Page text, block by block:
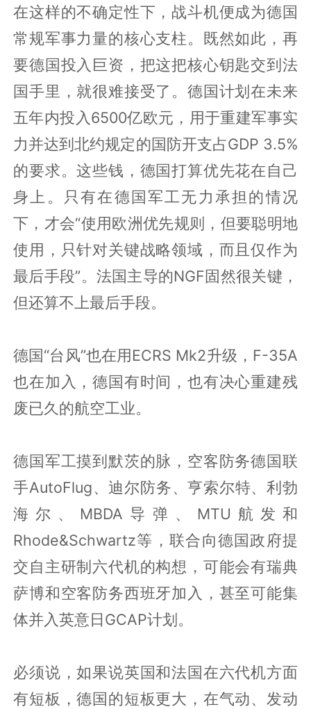
在这样的不确定性下，战斗机便成为德国
常规军事力量的核心支柱。既然如此，再
要德国投入巨资，把这把核心钥匙交到法
国手里，就很难接受了。德国计划在未来
五年内投入6500亿欧元，用于重建军事实
力并达到北约规定的国防开支占GDP 3.5%
的要求。这些钱，德国打算优先花在自己
身上。只有在德国军工无力承担的情况
下，才会“使用欧洲优先规则，但要聪明地
使用，只针对关键战略领域，而且仅作为
最后手段”。法国主导的NGF固然很关键，
但还算不上最后手段。
德国“台风”也在用ECRS Mk2升级，F-35A
也在加入，德国有时间，也有决心重建残
废已久的航空工业。
德国军工摸到默茨的脉，空客防务德国联
手AutoFlug、迪尔防务、亨索尔特、利勃
海尔、MBDA导弹、MTU航发和
Rhode&Schwartz等，联合向德国政府提
交自主研制六代机的构想，可能会有瑞典
萨博和空客防务西班牙加入，甚至可能集
体并入英意日GCAP计划。
必须说，如果说英国和法国在六代机方面
有短板，德国的短板更大，在气动、发动